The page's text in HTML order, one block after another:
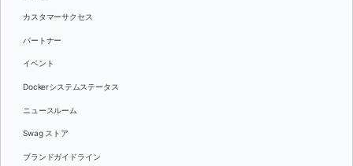
カスタマーサクセス
パートナー
イベント
Dockerシステムステータス
ニュースルーム
Swag ストア
ブランドガイドライン